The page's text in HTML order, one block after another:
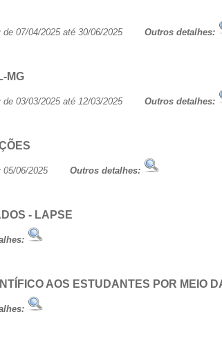
de 07/04/2025 até 30/06/2025 Outros detalhes:
MG
de 03/03/2025 até 12/03/2025 Outros detalhes:
05/06/2025 Outros detalhes:
- LAPSE
AOS ESTUDANTES POR MEIO